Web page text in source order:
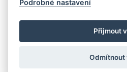
Poznámka pod čarou
Pivní deníček je nezávislý zdroj, který
konkrétním pivovarem ani restaurací.
reprezentovat názory tvůrců Deníčku.
Podrobné nastavení
Přijmout
Odmítnout